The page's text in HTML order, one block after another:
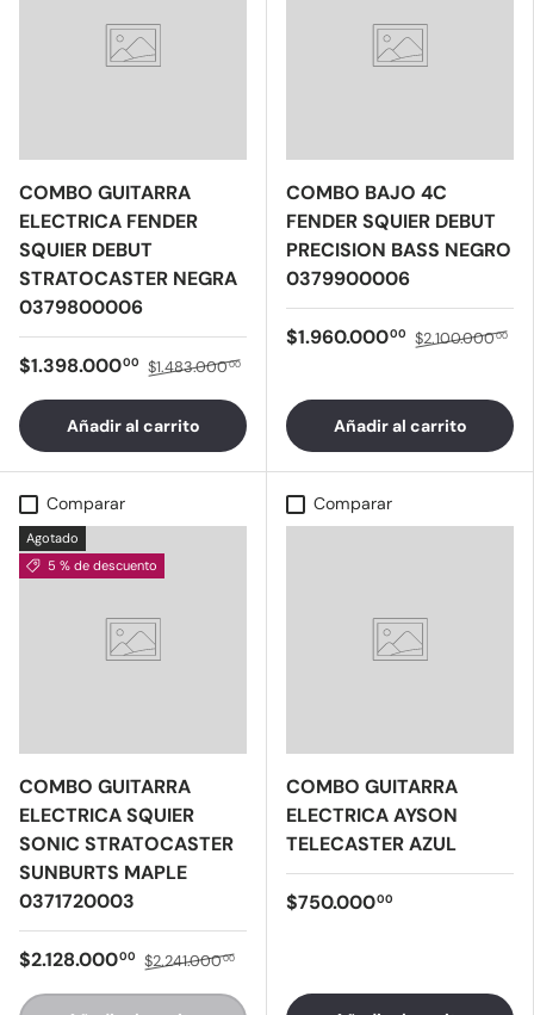
COMBO GUITARRA
ELECTRICA FENDER
SQUIER DEBUT
STRATOCASTER NEGRA
0379800006
$1.398.00000 $1.483.00000
Añadir al carrito
COMBO BAJO 4C
FENDER SQUIER DEBUT
PRECISION BASS NEGRO
0379900006
$1.960.00000 $2.100.00000
Añadir al carrito
Comparar
Agotado
5 % de descuento
COMBO GUITARRA
ELECTRICA SQUIER
SONIC STRATOCASTER
SUNBURTS MAPLE
0371720003
$2.128.00000 $2.241.00000
Comparar
COMBO GUITARRA
ELECTRICA AYSON
TELECASTER AZUL
$750.00000